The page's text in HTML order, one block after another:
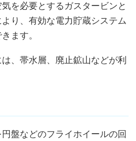
を必要とするガスタービンと
り、有効な電力貯蔵システム
ます。
、帯水層、廃止鉱山などが利
盤などのフライホイールの回